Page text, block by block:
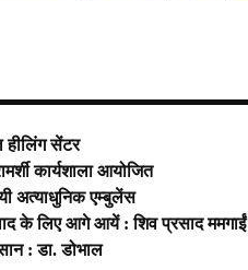
सेंटर
कार्यशाला आयोजित
अत्याधुनिक एम्बुलेंस
के लिए आगे आयें : शिव प्रसाद ममगाईं
: डा. डोभाल